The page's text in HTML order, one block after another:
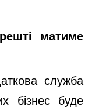
матиме
служба
бізнес буде